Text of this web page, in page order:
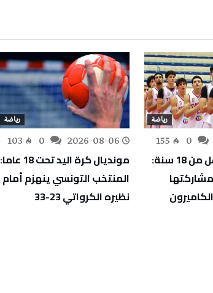
رياضة
155
أفروبسكيت أقل من 18 سنة:
رياضة
2026-08-06
103
مونديال كرة اليد تحت 18 عاما:
المنتخب التونسي ينهزم أمام
نظيره الكرواتي 23-33